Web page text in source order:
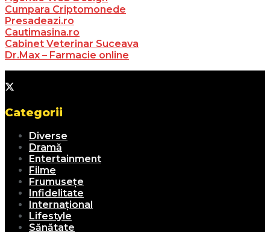
Cumpara Criptomonede
Presadeazi.ro
Cautimasina.ro
Cabinet Veterinar Suceava
Dr.Max – Farmacie online
Categorii
Diverse
Dramă
Entertainment
Filme
Frumusețe
Infidelitate
Internațional
Lifestyle
Sănătate